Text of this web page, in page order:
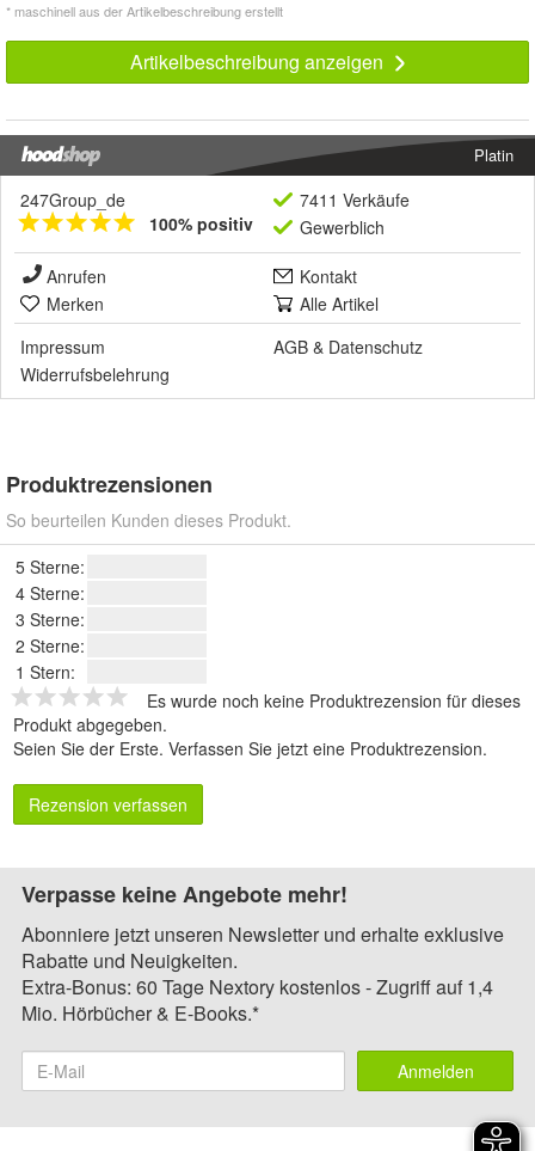
* maschinell aus der Artikelbeschreibung erstellt
Artikelbeschreibung anzeigen
Platin
247Group_de
100% positiv
7411 Verkäufe
Gewerblich
Anrufen
Kontakt
Merken
Alle Artikel
Impressum
AGB & Datenschutz
Widerrufsbelehrung
Produktrezensionen
So beurteilen Kunden dieses Produkt.
5 Sterne:
4 Sterne:
3 Sterne:
2 Sterne:
1 Stern:
Es wurde noch keine Produktrezension für dieses
Produkt abgegeben.
Seien Sie der Erste. Verfassen Sie jetzt eine Produktrezension.
Rezension verfassen
Verpasse keine Angebote mehr!
Abonniere jetzt unseren Newsletter und erhalte exklusive
Rabatte und Neuigkeiten.
Extra-Bonus: 60 Tage Nextory kostenlos - Zugriff auf 1,4
Mio. Hörbücher & E-Books.*
Anmelden